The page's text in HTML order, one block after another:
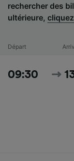
rechercher des
ultérieure,
Départ
09:30